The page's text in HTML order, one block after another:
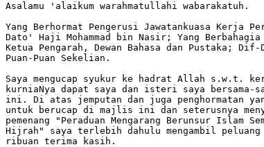
Asalamu 'alaikum warahmatullahi wabarakatuh.
Yang Berhormat Pengerusi Jawatankuasa Kerja
Dato' Haji Mohammad bin Nasir; Yang
Ketua Pengarah, Dewan Bahasa dan Pustaka;
Puan-Puan Sekelian.
Saya mengucap syukur ke hadrat Allah s.w.t.
kurniaNya dapat saya dan isteri saya bersama-
ini. Di atas jemputan dan juga penghormatan
untuk berucap di majlis ini dan seterusnya
pemenang "Peraduan Mengarang Berunsur Islam
Hijrah" saya terlebih dahulu mengambil peluang
ribuan terima kasih.